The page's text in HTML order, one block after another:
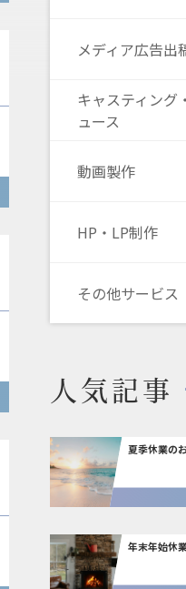
メディア広告出
キャスティング
ュース
動画製作
HP・LP制作
その他サービス
人気記事
夏季休業の
年末年始休